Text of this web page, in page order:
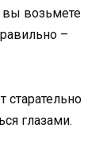
вы возьмете
–
старательно
глазами.